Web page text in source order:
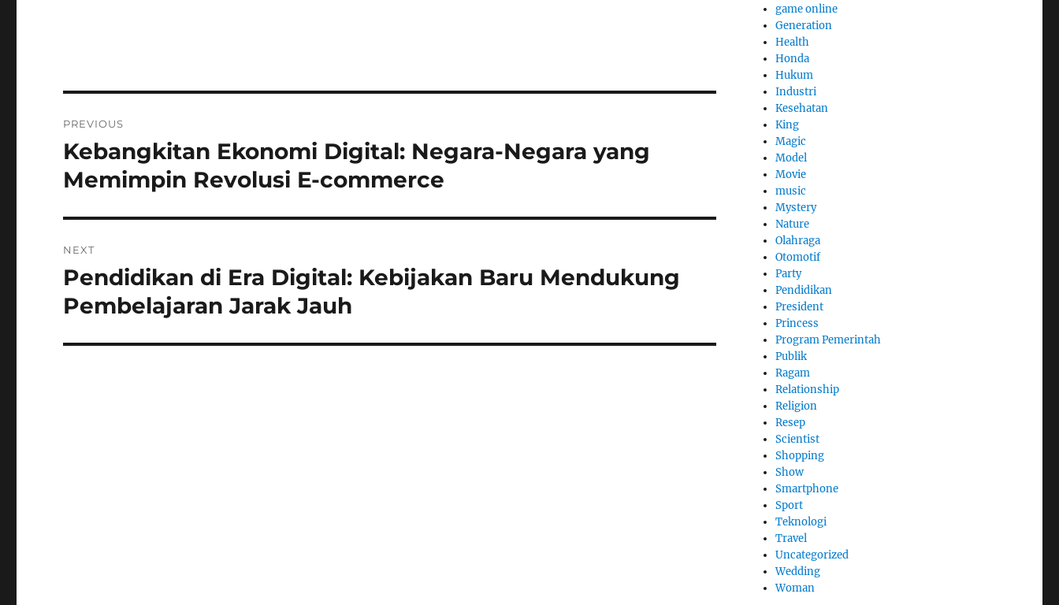
pos
PREVIOUS
Previous
post:
Kebangkitan Ekonomi Digital: Negara-Negara yang
Memimpin Revolusi E-commerce
NEXT
Next
post:
Pendidikan di Era Digital: Kebijakan Baru Mendukung
Pembelajaran Jarak Jauh
game online
Generation
Health
Honda
Hukum
Industri
Kesehatan
King
Magic
Model
Movie
music
Mystery
Nature
Olahraga
Otomotif
Party
Pendidikan
President
Princess
Program Pemerintah
Publik
Ragam
Relationship
Religion
Resep
Scientist
Shopping
Show
Smartphone
Sport
Teknologi
Travel
Uncategorized
Wedding
Woman